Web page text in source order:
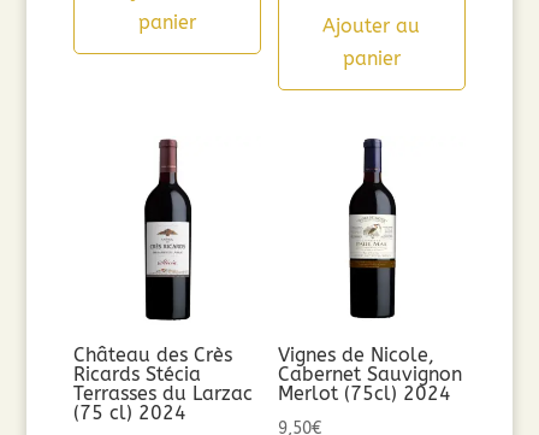
panier
Ajouter au
panier
Château des Crès
Ricards Stécia
Terrasses du Larzac
(75 cl) 2024
Vignes de Nicole,
Cabernet Sauvignon
Merlot (75cl) 2024
9,50€